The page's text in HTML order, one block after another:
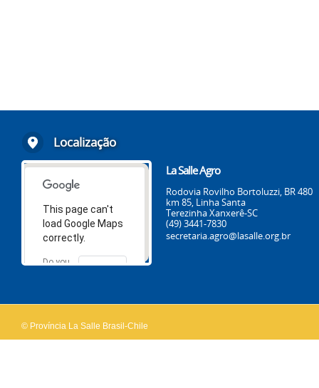
Localização
This page can't
load Google Maps
correctly.
Do you
OK
La Salle Agro
Rodovia Rovilho Bortoluzzi, BR 480
km 85, Linha Santa
Terezinha Xanxerê-SC
(49) 3441-7830
secretaria.agro@lasalle.org.br
© Província La Salle Brasil-Chile